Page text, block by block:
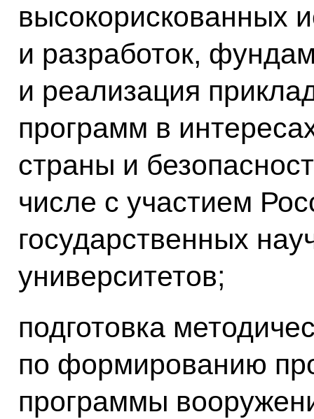
высокорискованных
и разработок,
и реализация
программ в
страны и
числе с участием
государственных
университетов;
подготовка
по формированию
программы